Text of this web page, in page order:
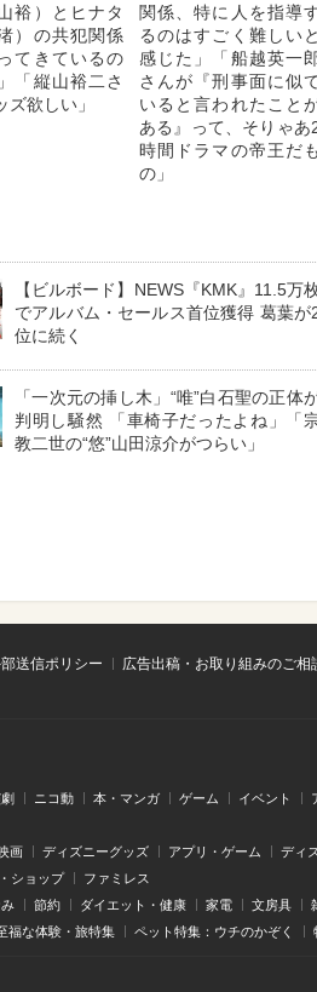
裕）とヒナタ
）の共犯関係
てきているの
「縦山裕二さ
ズ欲しい」
関係、特に人を指導
るのはすごく難しいと
感じた」「船越英一
さんが『刑事面に似
いると言われたこと
ある』って、そりゃあ
時間ドラマの帝王だも
の」
【ビルボード】NEWS『KMK』11.5万
でアルバム・セールス首位獲得 葛葉が
位に続く
「一次元の挿し木」“唯”白石聖の正体
判明し騒然 「車椅子だったよね」「
教二世の“悠”山田涼介がつらい」
送信ポリシー
広告出稿・お取り組みのご
ニコ動 本・マンガ ゲーム イベント
画 ディズニーグッズ アプリ・ゲーム ディ
ショップ ファミレス
節約 ダイエット・健康 家電 文房具
福な体験・旅特集 ペット特集：ウチのかぞく